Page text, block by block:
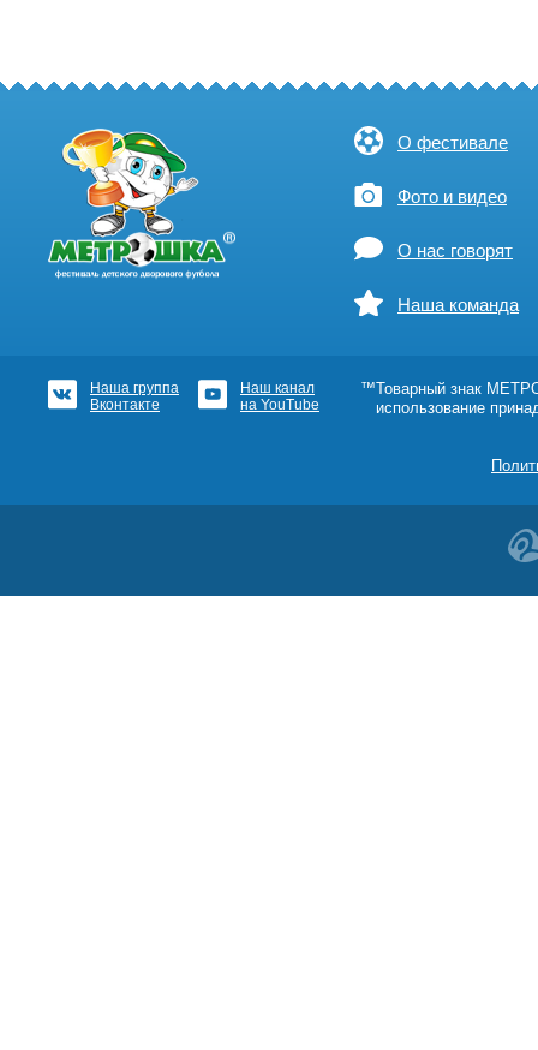
О фестивале
Фото и видео
О нас говорят
Наша команда
Наша группа
Вконтакте
Наш канал
на YouTube
™Товарный знак
использование